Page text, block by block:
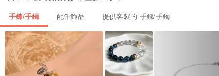
《建議開啟高清畫質觀賞細節》
⬇️⬇️⬇️⬇️⬇️⬇️⬇️⬇️⬇️⬇️⬇️🔽
手鍊/手鐲 配件飾品 提供客製的 手鍊/手鐲